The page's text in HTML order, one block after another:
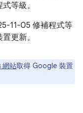
等級。
11-05 修補程式等
更新。
網站取得 Google 裝置